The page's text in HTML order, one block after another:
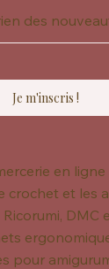
des
Je m'inscris !
en ligne
crochet et les
DMC
pour